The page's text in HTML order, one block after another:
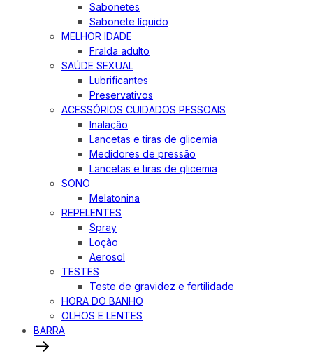
Sabonetes
Sabonete líquido
MELHOR IDADE
Fralda adulto
SAÚDE SEXUAL
Lubrificantes
Preservativos
ACESSÓRIOS CUIDADOS PESSOAIS
Inalação
Lancetas e tiras de glicemia
Medidores de pressão
Lancetas e tiras de glicemia
SONO
Melatonina
REPELENTES
Spray
Loção
Aerosol
TESTES
Teste de gravidez e fertilidade
HORA DO BANHO
OLHOS E LENTES
BARRA